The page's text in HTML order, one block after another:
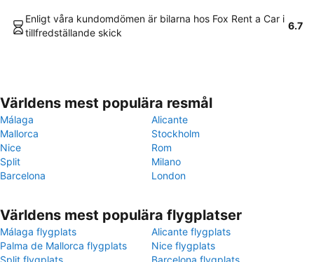
Enligt våra kundomdömen är bilarna hos Fox Rent a Car i
tillfredställande skick
6.7
Världens mest populära resmål
Málaga
Alicante
Mallorca
Stockholm
Nice
Rom
Split
Milano
Barcelona
London
Världens mest populära flygplatser
Málaga flygplats
Alicante flygplats
Palma de Mallorca flygplats
Nice flygplats
Split flygplats
Barcelona flygplats